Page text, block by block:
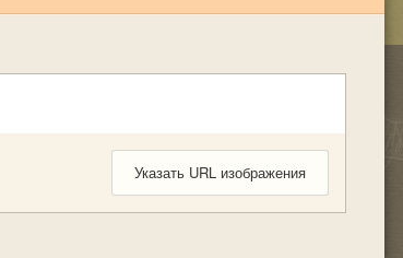
Указать URL изображения